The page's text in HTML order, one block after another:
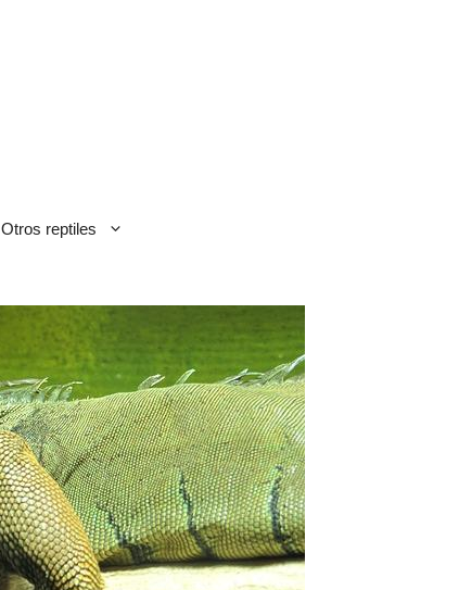
Otros reptiles